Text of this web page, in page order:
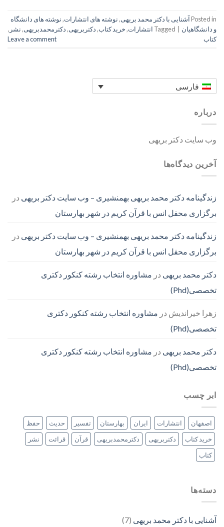
Posted inآشنایی با دکتر محمد بریهی,نوشته های انتشارات,نوشته های دانشگاه
و دانشگاهیان
Tagged انتشارات,خرید کتاب,دکتربریهی,دکترمحمدبریهی,نشر ,
کتاب
Leave a comment
فارسی
درباره
وب سایت دکتر بریهی
آخرین دیدگاه‌ها
زندگینامه دکتر محمد بریهی بهمنشیری – وب سایت دکتر بریهی در
برگزاری محفل انس با قرآن کریم در شهر بهارستان
زندگینامه دکتر محمد بریهی بهمنشیری – وب سایت دکتر بریهی در
برگزاری محفل انس با قرآن کریم در شهر بهارستان
دکتر محمد بریهی در مشاوره انتخاب رشته کنکور دکتری
تخصصی(Phd)
زهرا خیراندیش در مشاوره انتخاب رشته کنکور دکتری
تخصصی(Phd)
دکتر محمد بریهی در مشاوره انتخاب رشته کنکور دکتری
تخصصی(Phd)
ابر چسب
اصفهان انتشارات ایران بهارستان تفسیر حدیث
حفظ
خرید کتاب
دکتربریهی دکترمحمدبریهی قرآن قرائت
نشر
کتاب
دسته‌ها
آشنایی با دکتر محمد بریهی (7)